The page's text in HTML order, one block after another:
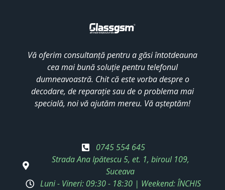
Vă oferim consultanță pentru a găsi întotdeauna
cea mai bună soluție pentru telefonul
dumneavoastră. Chit că este vorba despre o
decodare, de reparație sau de o problema mai
specială, noi vă ajutăm mereu. Vă așteptăm!
0745 554 645
Strada Ana Ipătescu 5, et. 1, biroul 109,
Suceava
Luni - Vineri: 09:30 - 18:30 | Weekend: ÎNCHIS